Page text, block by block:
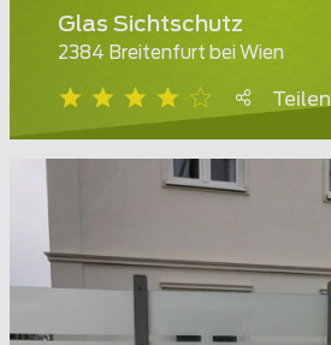
Glas Sichtschutz
2384 Breitenfurt bei Wien
Teilen